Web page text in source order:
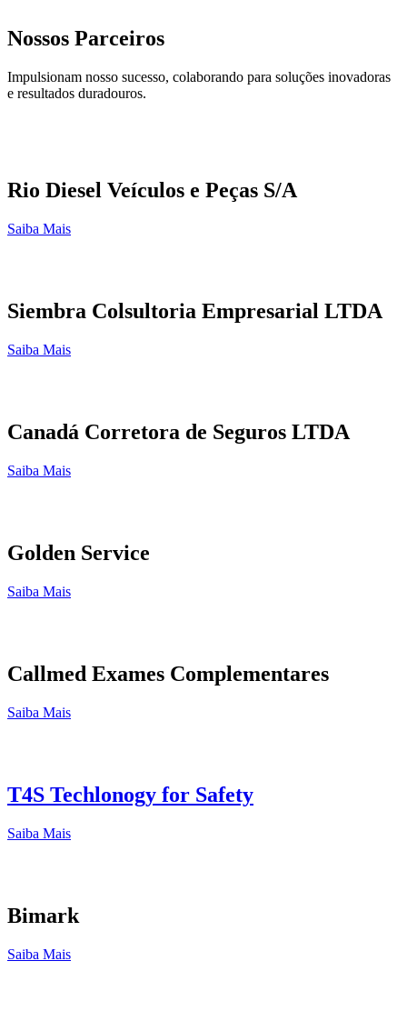
Nossos Parceiros
Impulsionam nosso sucesso, colaborando para soluções inovadoras
e resultados duradouros.
Rio Diesel Veículos e Peças S/A
Saiba Mais
Siembra Colsultoria Empresarial LTDA
Saiba Mais
Canadá Corretora de Seguros LTDA
Saiba Mais
Golden Service
Saiba Mais
Callmed Exames Complementares
Saiba Mais
T4S Techlonogy for Safety
Saiba Mais
Bimark
Saiba Mais